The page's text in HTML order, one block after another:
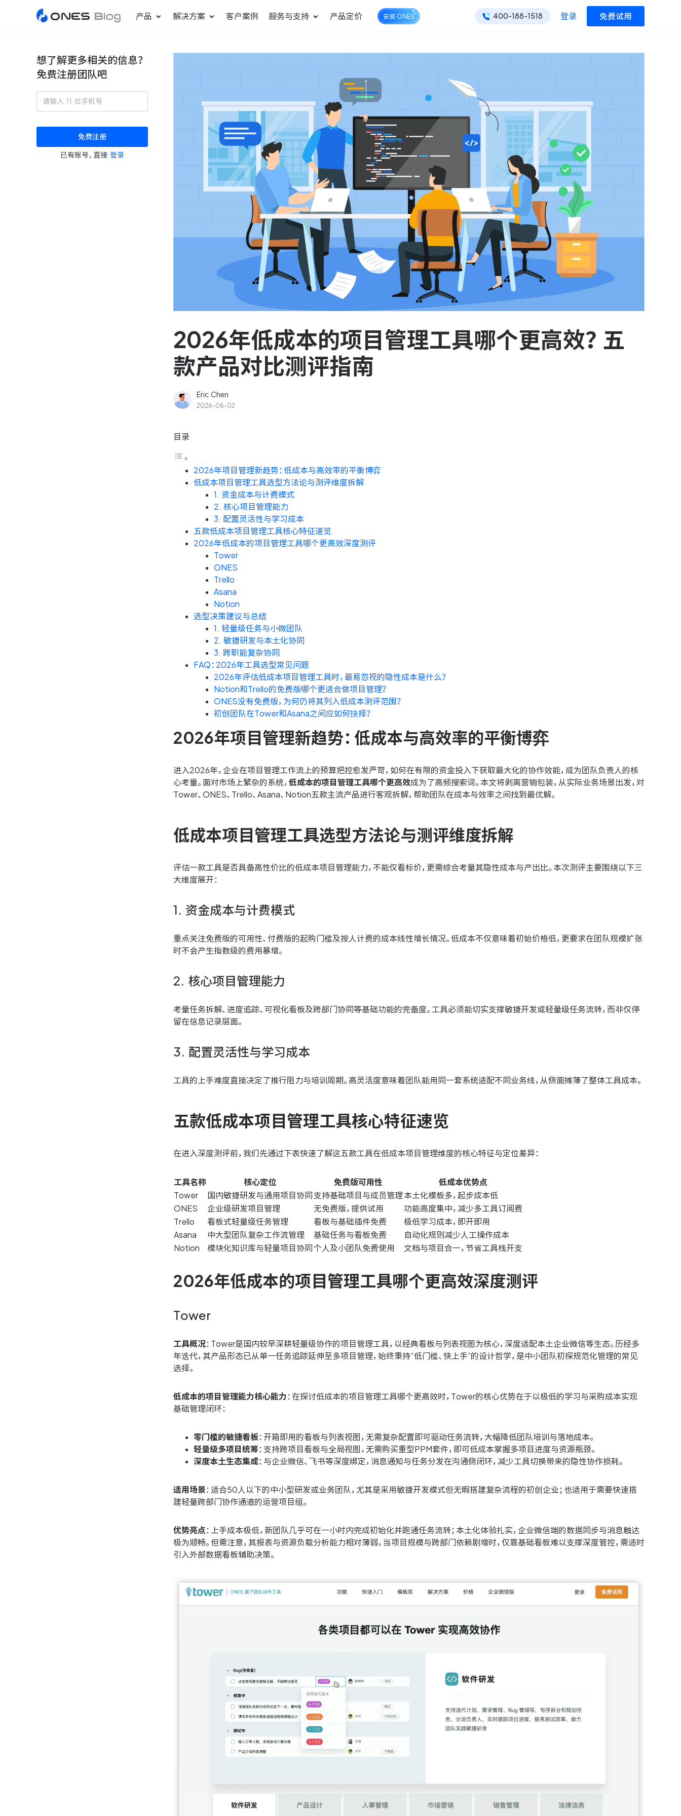
产品
ONES Desk
解决方案
更好更快地发布产品
统一管理业务信息和企业知
轻松规划项目和跟踪进度
测试管理
快速交付高质量产品
DevOps
可持续地交付端到端的价值
高效合理地规划和利用团队资
服务台和工单管理
轻松响应与解决客户反馈
驱动企业创新增长 助力车企高效研发
客户案例 服务与支持
ONES 资讯
产品定价 安装 ONES 400-188-1518 登录 免费试用
想了解更多相关的信息？
免费注册团队吧
免费注册
已有账号，直接 登录
2026年低成本的项目管理工具哪个更高效？五
款产品对比测评指南
Eric Chen
2026-06-02
目录
2026年项目管理新趋势：低成本与高效率的平衡博弈
低成本项目管理工具选型方法论与测评维度拆解
1. 资金成本与计费模式
2. 核心项目管理能力
3. 配置灵活性与学习成本
五款低成本项目管理工具核心特征速览
2026年低成本的项目管理工具哪个更高效深度测评
Tower
ONES
Trello
Asana
Notion
选型决策建议与总结
1. 轻量级任务与小微团队
2. 敏捷研发与本土化协同
3. 跨职能复杂协同
FAQ：2026年工具选型常见问题
2026年评估低成本项目管理工具时，最易忽视的隐性成本是什么？
Notion和Trello的免费版哪个更适合做项目管理？
ONES没有免费版，为何仍将其列入低成本测评范围？
初创团队在Tower和Asana之间应如何抉择？
2026年项目管理新趋势：低成本与高效率的平衡博弈
进入2026年，企业在项目管理工作流上的预算把控愈发严苛，如何在有限的资金投入下获取最大化的协作效能，成为团队负责人的核
心考量。面对市场上繁杂的系统， 低成本的项目管理工具哪个更高效成为了高频搜索词。本文将剥离营销包装，从实际业务场景出发，对
Tower、ONES、Trello、Asana、Notion五款主流产品进行客观拆解，帮助团队在成本与效率之间找到最优解。
低成本项目管理工具选型方法论与测评维度拆解
评估一款工具是否具备高性价比的低成本项目管理能力，不能仅看标价，更需综合考量其隐性成本与产出比。本次测评主要围绕以下三
大维度展开：
1. 资金成本与计费模式
重点关注免费版的可用性、付费版的起购门槛及按人计费的成本线性增长情况。低成本不仅意味着初始价格低，更要求在团队规模扩张
时不会产生指数级的费用暴增。
2. 核心项目管理能力
考量任务拆解、进度追踪、可视化看板及跨部门协同等基础功能的完备度。工具必须能切实支撑敏捷开发或轻量级任务流转，而非仅停
留在信息记录层面。
3. 配置灵活性与学习成本
工具的上手难度直接决定了推行阻力与培训周期。高灵活度意味着团队能用同一套系统适配不同业务线，从侧面摊薄了整体工具成本。
五款低成本项目管理工具核心特征速览
在进入深度测评前，我们先通过下表快速了解这五款工具在低成本项目管理维度的核心特征与定位差异：
工具名称 核心定位 免费版可用性
低成本优势点
Tower
国内敏捷研发与通用项目协同 支持基础项目与成员管理本土化模板多，起步成本低
ONES
企业级研发项目管理 无免费版，提供试用
功能高度集中，减少多工具订阅费
Trello
看板式轻量级任务管理 看板与基础插件免费
极低学习成本，即开即用
Asana
中大型团队复杂工作流管理 基础任务与看板免费
自动化规则减少人工操作成本
Notion
模块化知识库与轻量项目协同 个人及小团队免费使用 文档与项目合一，节省工具栈开支
2026年低成本的项目管理工具哪个更高效深度测评
Tower
工具概况：Tower是国内较早深耕轻量级协作的项目管理工具，以经典看板与列表视图为核心，深度适配本土企业微信等生态。历经多
年迭代，其产品形态已从单一任务追踪延伸至多项目管理，始终秉持“低门槛、快上手”的设计哲学，是中小团队初探规范化管理的常见
选择。
低成本的项目管理能力核心能力 ：在探讨低成本的项目管理工具哪个更高效时，Tower的核心优势在于以极低的学习与采购成本实现
基础管理闭环：
零门槛的敏捷看板 ：开箱即用的看板与列表视图，无需复杂配置即可驱动任务流转，大幅降低团队培训与落地成本。
轻量级多项目统筹：支持跨项目看板与全局视图，无需购买重型PPM套件，即可低成本掌握多项目进度与资源瓶颈。
深度本土生态集成：与企业微信、飞书等深度绑定，消息通知与任务分发在沟通侧闭环，减少工具切换带来的隐性协作损耗。
适用场景 ：适合50人以下的中小型研发或业务团队，尤其是采用敏捷开发模式但无暇搭建复杂流程的初创企业；也适用于需要快速搭
建轻量跨部门协作通道的运营项目组。
优势亮点 ：上手成本极低，新团队几乎可在一小时内完成初始化并跑通任务流转；本土化体验扎实，企业微信端的数据同步与消息触达
极为顺畅。但需注意，其报表与资源负载分析能力相对薄弱，当项目规模与跨部门依赖剧增时，仅靠基础看板难以支撑深度管控，需适时
引入外部数据看板辅助决策。